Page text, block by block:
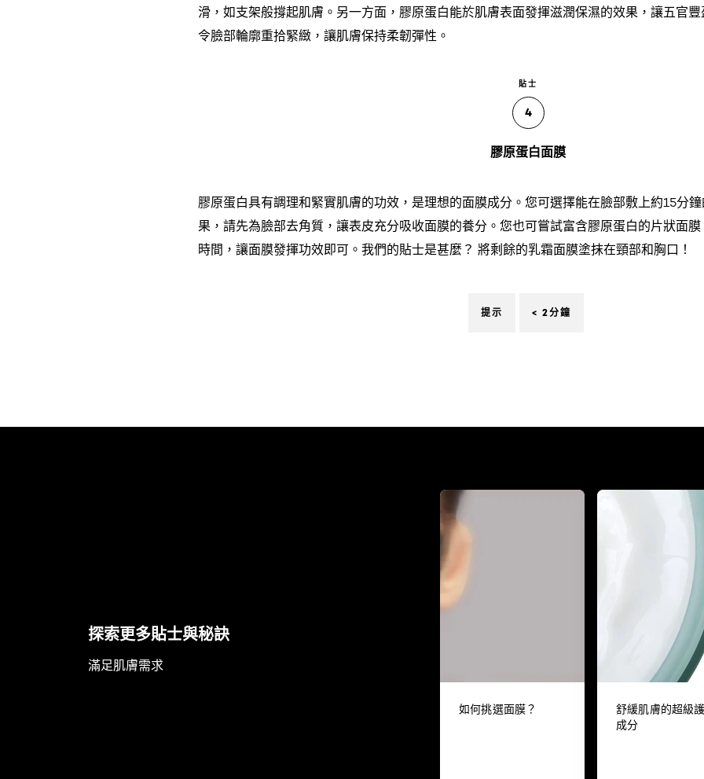
滑，如支架般撐起肌膚。另一方面，膠原蛋白能於肌膚表面發揮滋潤保濕的效果，讓五官
令臉部輪廓重拾緊緻，讓肌膚保持柔韌彈性。
貼士
4
膠原蛋白面膜
膠原蛋白具有調理和緊實肌膚的功效，是理想的面膜成分。您可選擇能在臉部敷上約15分
果，請先為臉部去角質，讓表皮充分吸收面膜的養分。您也可嘗試富含膠原蛋白的片狀面
時間，讓面膜發揮功效即可。我們的貼士是甚麼？ 將剩餘的乳霜面膜塗抹在頸部和胸口！
提示 < 2分鐘
探索更多貼士與秘訣
滿足肌膚需求
如何挑選面膜？
舒緩肌膚的超級
成分